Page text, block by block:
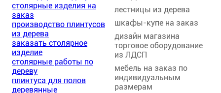
столярные изделия на
заказ
производство плинтусов
из дерева
заказать столярное
изделие
столярные работы по
дереву
плинтуса для полов
деревянные
лестницы из дерева
шкафы-купе на заказ
дизайн магазина
торговое оборудование
из ЛДСП
мебель на заказ по
индивидуальным
размерам